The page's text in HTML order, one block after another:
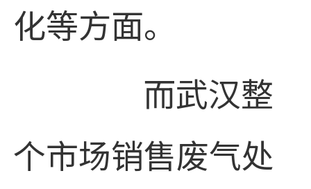
化等方面。
而武汉整
个市场销售废气处